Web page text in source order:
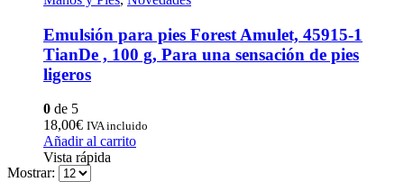
Emulsión para pies Forest Amulet, 45915-1
TianDe , 100 g, Para una sensación de pies
ligeros
0 de 5
18,00€ IVA incluido
Añadir al carrito
Vista rápida
Mostrar: